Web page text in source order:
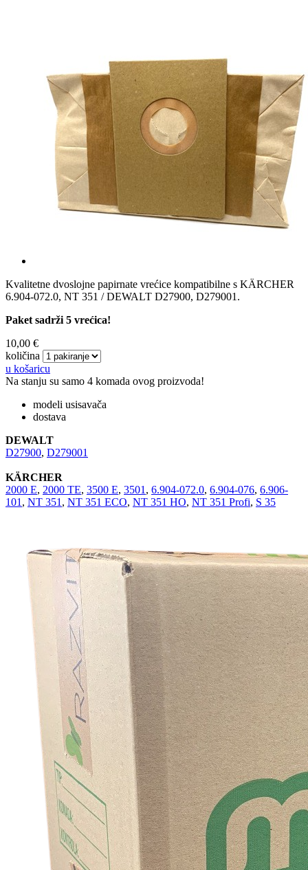
Kvalitetne dvoslojne papirnate vrećice kompatibilne s KÄRCHER
6.904-072.0, NT 351 / DEWALT D27900, D279001.
Paket sadrži 5 vrećica!
10,00 €
količina
u košaricu
Na stanju su samo 4 komada ovog proizvoda!
modeli usisavača
dostava
DEWALT
D27900, D279001
KÄRCHER
2000 E, 2000 TE, 3500 E, 3501 , 6.904-072.0, 6.904-076, 6.906-
101 , NT 351 , NT 351 ECO, NT 351 HO, NT 351 Profi, S 35